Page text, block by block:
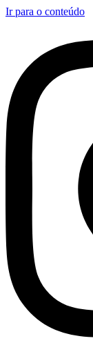
Ir para o conteúdo